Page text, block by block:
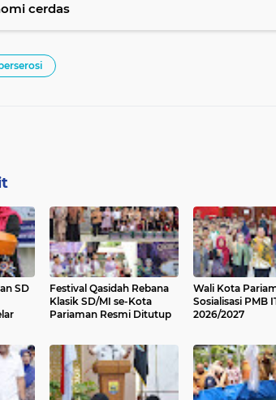
cerdas
SD
Festival Qasidah Rebana
Klasik SD/MI se-Kota
Pariaman Resmi Ditutup
Wali Kota
Sosialisasi PMB
2026/2027